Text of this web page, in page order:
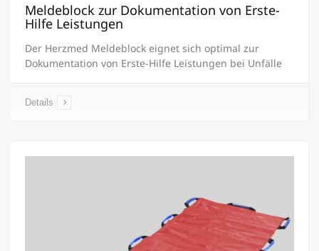
Meldeblock zur Dokumentation von Erste-
Hilfe Leistungen
Der Herzmed Meldeblock eignet sich optimal zur
Dokumentation von Erste-Hilfe Leistungen bei Unfälle
Details